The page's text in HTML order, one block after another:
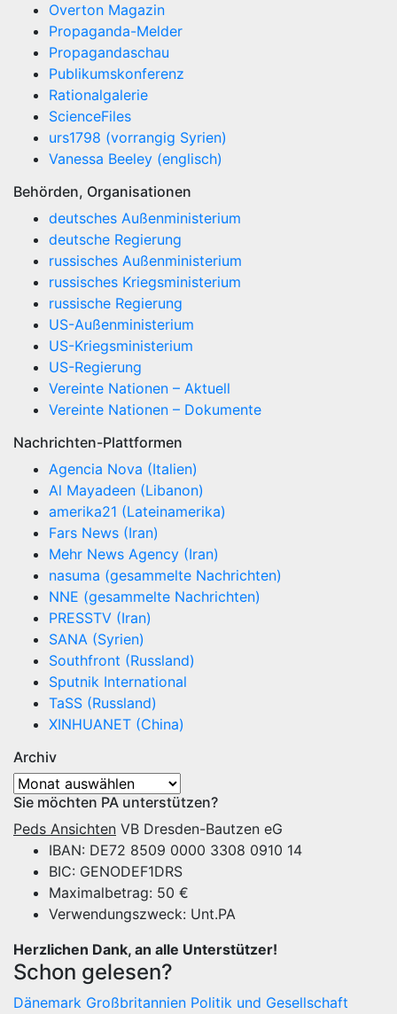
Overton Magazin
Propaganda-Melder
Propagandaschau
Publikumskonferenz
Rationalgalerie
ScienceFiles
urs1798 (vorrangig Syrien)
Vanessa Beeley (englisch)
Behörden, Organisationen
deutsches Außenministerium
deutsche Regierung
russisches Außenministerium
russisches Kriegsministerium
russische Regierung
US-Außenministerium
US-Kriegsministerium
US-Regierung
Vereinte Nationen – Aktuell
Vereinte Nationen – Dokumente
Nachrichten-Plattformen
Agencia Nova (Italien)
Al Mayadeen (Libanon)
amerika21 (Lateinamerika)
Fars News (Iran)
Mehr News Agency (Iran)
nasuma (gesammelte Nachrichten)
NNE (gesammelte Nachrichten)
PRESSTV (Iran)
SANA (Syrien)
Southfront (Russland)
Sputnik International
TaSS (Russland)
XINHUANET (China)
Archiv
Archiv
Sie möchten PA unterstützen?
Peds Ansichten VB Dresden-Bautzen eG
IBAN: DE72 8509 0000 3308 0910 14
BIC: GENODEF1DRS
Maximalbetrag: 50 €
Verwendungszweck: Unt.PA
Herzlichen Dank, an alle Unterstützer!
Schon gelesen?
Dänemark Großbritannien Politik und Gesellschaft